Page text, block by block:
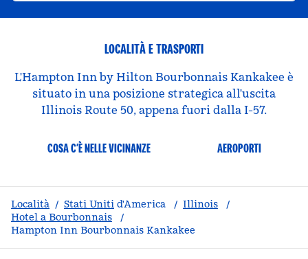
LOCALITÀ E TRASPORTI
L'Hampton Inn by Hilton Bourbonnais Kankakee è
situato in una posizione strategica all'uscita
Illinois Route 50, appena fuori dalla I-57.
COSA C’È NELLE VICINANZE AEROPORTI
Località / Stati Uniti d'America / Illinois
/
Hotel a Bourbonnais
/
Hampton Inn Bourbonnais Kankakee